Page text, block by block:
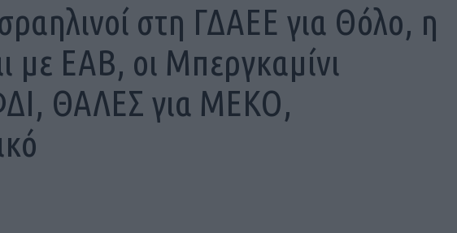
στη ΓΔΑΕΕ για Θόλο, η
με ΕΑΒ, οι Μπεργκαμίνι
ΘΑΛΕΣ για ΜΕΚΟ,